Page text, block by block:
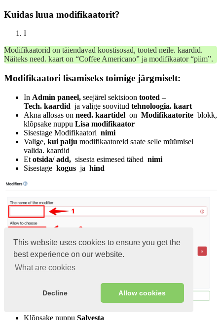
This website uses cookies to ensure you get the
best experience on our website.
What are cookies
Decline Allow cookies
Kuidas luua modifikaatorit?
I
Modifikaatorid on täiendavad koostisosad, tooted neile. kaardid.
Näiteks need. kaart on “Coffee Americano” ja modifikaator “piim”.
Modifikaatori lisamiseks toimige järgmiselt:
In Admin paneel, seejärel sektsioon tooted –
Tech. kaardid ja valige soovitud tehnoloogia. kaart
Akna allosas on need. kaartidel on Modifikaatorite blokk,
klõpsake nuppu Lisa modifikaator
Sisestage Modifikaatori nimi
Valige, kui palju modifikaatoreid saate selle müümisel
valida. kaardid
Et otsida/ add, sisesta esimesed tähed nimi
Sisestage kogus ja hind
Klõpsake nuppu Salvesta